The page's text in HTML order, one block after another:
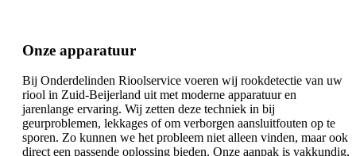
Onze apparatuur
Bij Onderdelinden Rioolservice voeren wij rookdetectie van uw
riool in Zuid-Beijerland uit met moderne apparatuur en
jarenlange ervaring. Wij zetten deze techniek in bij
geurproblemen, lekkages of om verborgen aansluitfouten op te
sporen. Zo kunnen we het probleem niet alleen vinden, maar ook
direct een passende oplossing bieden. Onze aanpak is vakkundig,